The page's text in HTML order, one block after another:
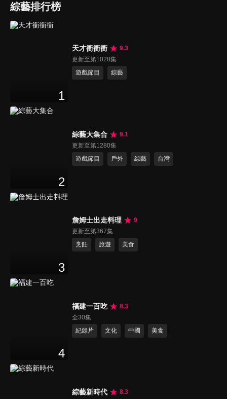
綜藝排行榜
1
天才衝衝衝
9.3
更新至第1028集
遊戲節目
綜藝
2
綜藝大集合
9.1
更新至第1280集
遊戲節目
戶外 綜藝 台灣
3
詹姆士出走料理
9
更新至第367集
烹飪
旅遊 美食
4
福建一百吃
8.3
全30集
紀錄片
文化 中國 美食
綜藝新時代
8.3